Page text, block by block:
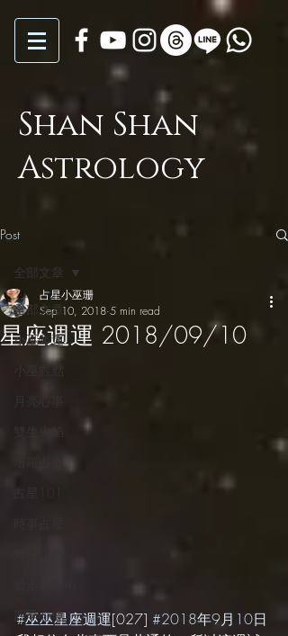
Shan Shan
Astrology
Post
全部文章
小巫年運
小巫觀點
四季心境
全部文章
星座週運 2018/09/10
占星小巫珊
Sep 10, 2018 5 min read
#巫巫星座週運[027] #2018年9月10日